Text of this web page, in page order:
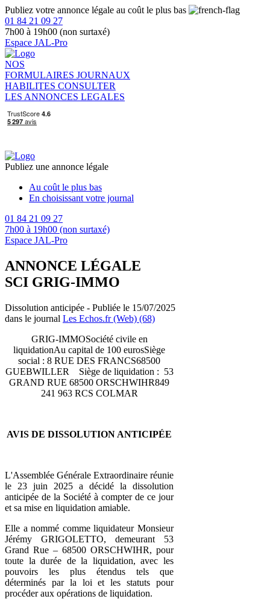
Publiez votre annonce légale au coût le plus bas
01 84 21 09 27
7h00 à 19h00 (non surtaxé)
Espace JAL-Pro
NOS
FORMULAIRES JOURNAUX
HABILITES CONSULTER
LES ANNONCES LEGALES
Publiez une annonce légale
Au coût le plus bas
En choisissant votre journal
01 84 21 09 27
7h00 à 19h00 (non surtaxé)
Espace JAL-Pro
ANNONCE LÉGALE
SCI GRIG-IMMO
Dissolution anticipée - Publiée le 15/07/2025
dans le journal Les Echos.fr (Web) (68)
GRIG-IMMOSociété civile en
liquidationAu capital de 100 eurosSiège
social : 8 RUE DES FRANCS68500
GUEBWILLER Siège de liquidation : 53
GRAND RUE 68500 ORSCHWIHR849
241 963 RCS COLMAR
AVIS DE DISSOLUTION ANTICIPÉE
L'Assemblée Générale Extraordinaire réunie
le 23 juin 2025 a décidé la dissolution
anticipée de la Société à compter de ce jour
et sa mise en liquidation amiable.
Elle a nommé comme liquidateur Monsieur
Jérémy GRIGOLETTO, demeurant 53
Grand Rue – 68500 ORSCHWIHR, pour
toute la durée de la liquidation, avec les
pouvoirs les plus étendus tels que
déterminés par la loi et les statuts pour
procéder aux opérations de liquidation.